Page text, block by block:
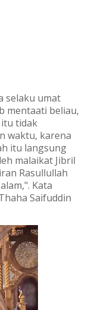
selaku umat
mentaati beliau,
tidak
waktu, karena
itu langsung
malaikat Jibril
Rasullullah
Kata
Saifuddin